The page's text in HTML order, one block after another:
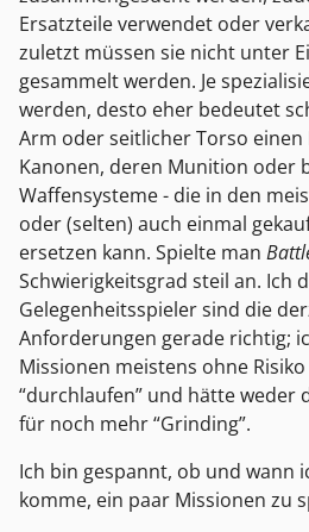
Ersatzteile verwendet oder
zuletzt müssen sie nicht unter
gesammelt werden. Je
werden, desto eher bedeutet
Arm oder seitlicher Torso einen
Kanonen, deren Munition oder
Waffensysteme - die in den
oder (selten) auch einmal
ersetzen kann. Spielte man
Schwierigkeitsgrad steil an. Ich
Gelegenheitsspieler sind die
Anforderungen gerade richtig;
Missionen meistens ohne
“durchlaufen” und hätte weder
für noch mehr “Grinding”.
Ich bin gespannt, ob und wann
komme, ein paar Missionen zu